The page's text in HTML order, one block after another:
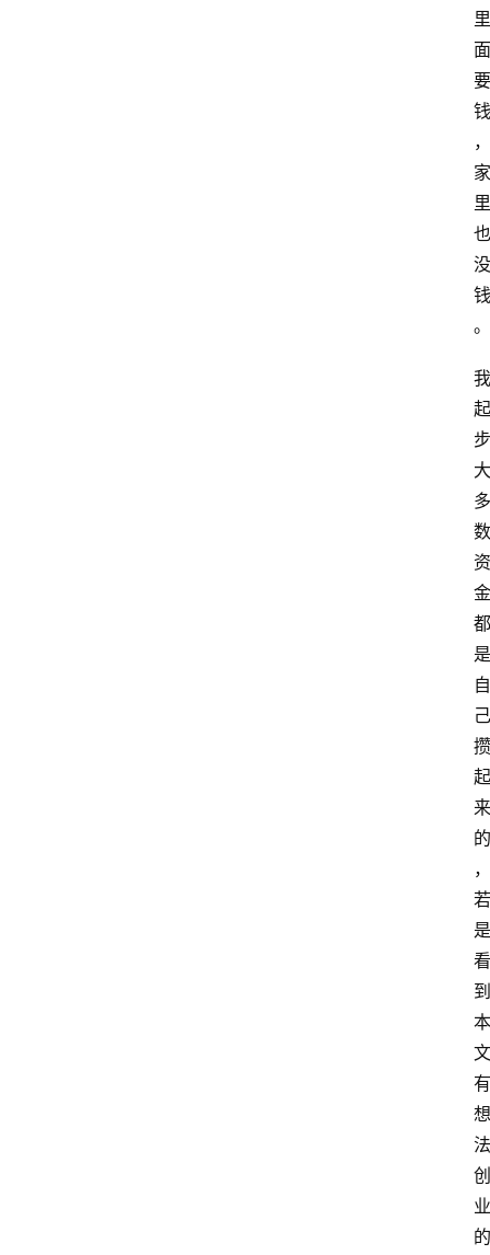
里
面
要
钱
，
家
里
也
没
钱
。
我
起
步
大
多
数
资
金
都
是
自
己
攒
起
来
的
，
若
是
看
到
本
文
有
想
法
创
业
的